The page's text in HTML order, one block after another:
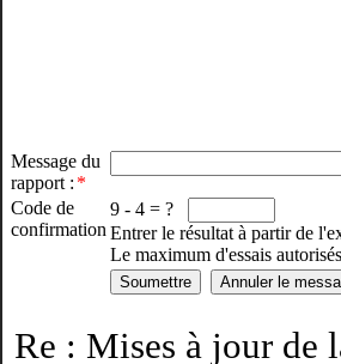
Message du
rapport : *
Code de
confirmation
9 - 4 = ?
Entrer le résultat à partir de
Le maximum d'essais
Re : Mises à jour de